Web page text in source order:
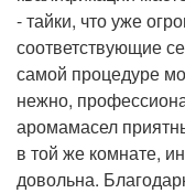
- тайки, что уже
соответствующие
самой процедуре
нежно,
аромамасел
в той же комнате,
довольна.